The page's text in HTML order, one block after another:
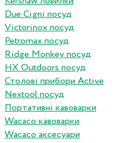
Due Cigni посуд
Victorinox посуд
Petromax посуд
Ridge Monkey посуд
HX Outdoors посуд
Столові прибори Active
Nextool посуд
Портативні кавоварки
Wacaco кавоварки
Wacaco аксесуари